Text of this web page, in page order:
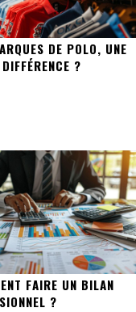
DE POLO, UNE
?
FAIRE UN BILAN
?